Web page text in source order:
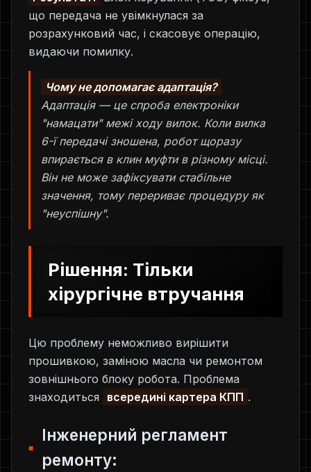
що передача не увімкнулася за
розрахунковий час, і скасовує операцію,
видаючи помилку.
Чому не допомагає адаптація?
Адаптація — це спроба електроніки
"намацати" межі ходу вилок. Коли вилка
6-ї передачі зношена, робот щоразу
впирається в клин муфти в різному місці.
Він не може зафіксувати стабільне
значення, тому перериває процедуру як
"неуспішну".
Рішення: Тільки
хірургічне втручання
Цю проблему неможливо вирішити
прошивкою, заміною масла чи ремонтом
зовнішнього блоку робота. Проблема
знаходиться
всередині картера КПП .
Інженерний регламент
ремонту: